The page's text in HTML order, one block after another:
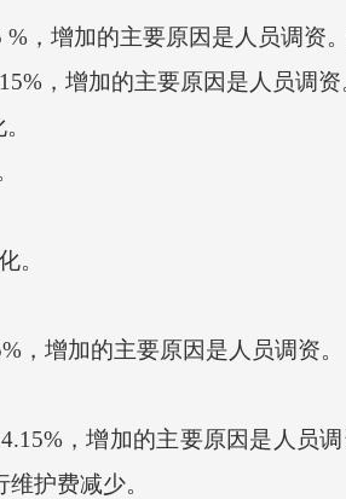
增加的主要原因是人员调资。
，增加的主要原因是人员调资
。
增加的主要原因是人员调资。
，增加的主要原因是人员
护费减少。